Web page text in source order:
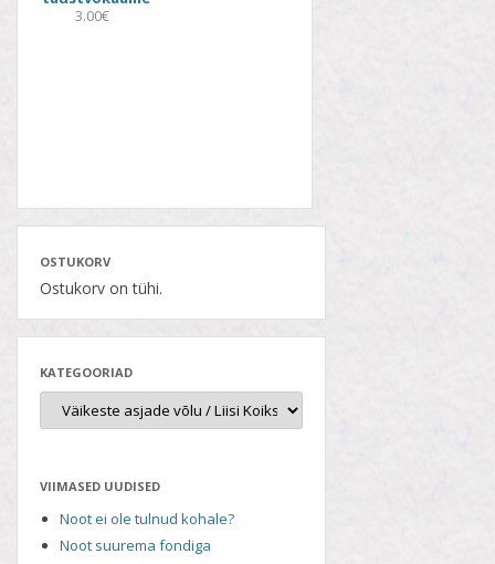
3.00€
OSTUKORV
Ostukorv on tühi.
KATEGOORIAD
VIIMASED UUDISED
Noot ei ole tulnud kohale?
Noot suurema fondiga